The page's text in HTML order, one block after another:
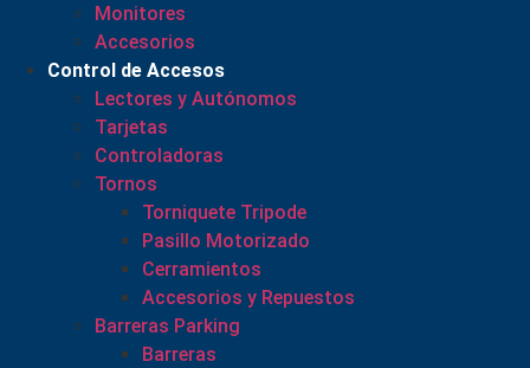
Monitores
Accesorios
Control de Accesos
Lectores y Autónomos
Tarjetas
Controladoras
Tornos
Torniquete Tripode
Pasillo Motorizado
Cerramientos
Accesorios y Repuestos
Barreras Parking
Barreras